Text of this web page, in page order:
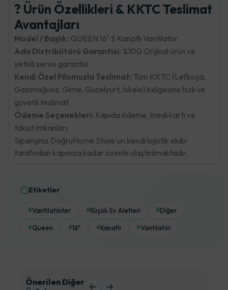
? Ürün Özellikleri & KKTC Teslimat
Avantajları
Model / Başlık: QUEEN 16" 5 Kanatlı Vantilatör
Ada Distribütörü Garantisi: %100 Orijinal ürün ve
yetkili servis garantisi.
Kendi Özel Filomuzla Teslimat: Tüm KKTC (Lefkoşa,
Gazimağusa, Girne, Güzelyurt, İskele) bölgesine hızlı ve
güvenli teslimat.
Ödeme Seçenekleri: Kapıda ödeme, kredi kartı ve
taksit imkanları.
Siparişiniz DoğruHome Store'un kendi lojistik ekibi
tarafından kapınıza kadar özenle ulaştırılmaktadır.
Etiketler
#Vantilatörler #Küçük Ev Aletleri #Diğer
#Queen #16" #Kanatlı #Vantilatör
Önerilen Diğer